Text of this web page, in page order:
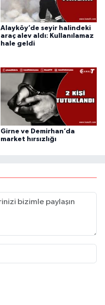
Alayköy’de seyir halindeki
araç alev aldı: Kullanılamaz
hale geldi
Girne ve Demirhan’da
market hırsızlığı